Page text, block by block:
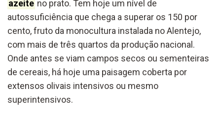
azeite no prato. Tem hoje um nível de
autossuficiência que chega a superar os 150 por
cento, fruto da monocultura instalada no Alentejo,
com mais de três quartos da produção nacional.
Onde antes se viam campos secos ou sementeiras
de cereais, há hoje uma paisagem coberta por
extensos olivais intensivos ou mesmo
superintensivos.